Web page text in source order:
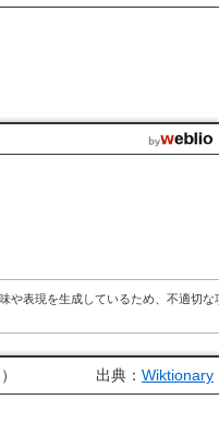
や表現を生成しているため、不適切な
出典： Wiktionary